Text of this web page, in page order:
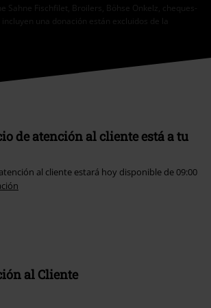
Sahne Fischfilet, Broilers, Böhse Onkelz, cheques-
una donación están excluidos de la
de atención al cliente está a tu
al cliente estará hoy disponible de 09:00
al Cliente